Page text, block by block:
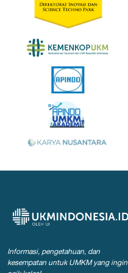
Informasi, pengetahuan, dan
kesempatan untuk UMKM yang ingin